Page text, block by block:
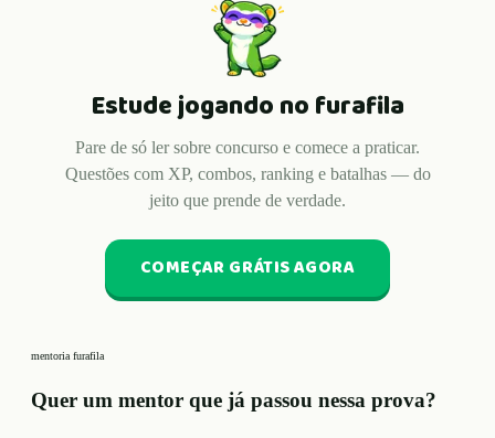
Estude jogando no furafila
Pare de só ler sobre concurso e comece a praticar.
Questões com XP, combos, ranking e batalhas — do
jeito que prende de verdade.
COMEÇAR GRÁTIS AGORA
mentoria furafila
Quer um mentor que já passou nessa prova?